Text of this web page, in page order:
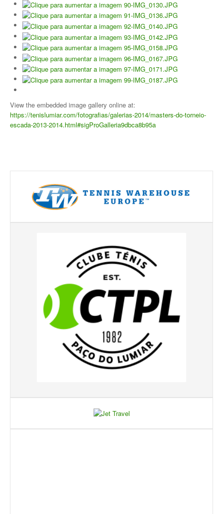
Mapa do Site
Clube Ténis Paço do Lumiar
Escola de Ténis e Centro de Treino
View the embedded image gallery online at:
https://tenislumiar.com/fotografias/galerias-2014/masters-do-torneio-
escada-2013-2014.html#sigProGalleria9dbca8b95a